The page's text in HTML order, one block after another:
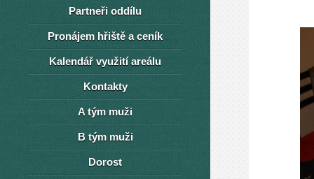
Partneři oddílu
Pronájem hřiště a ceník
Kalendář využití areálu
Kontakty
A tým muži
B tým muži
Dorost